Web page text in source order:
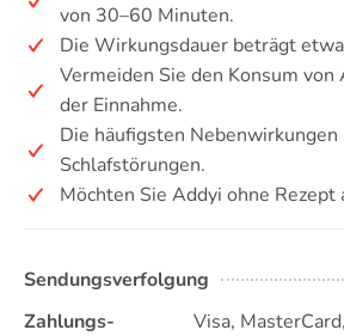
von 30–60 Minuten.
Die Wirkungsdauer beträgt
Vermeiden Sie den Konsum
der Einnahme.
Die häufigsten
Schlafstörungen.
Möchten Sie Addyi ohne Rezept
Sendungsverfolgung
Zahlungs-
Visa,